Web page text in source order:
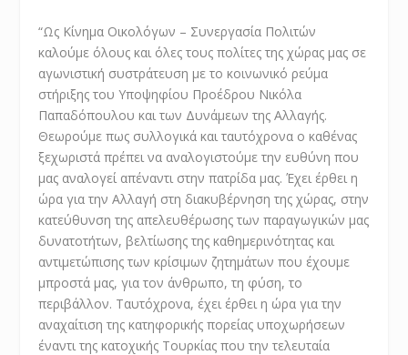
“Ως Κίνημα Οικολόγων – Συνεργασία Πολιτών
καλούμε όλους και όλες τους πολίτες της χώρας μας σε
αγωνιστική συστράτευση με το κοινωνικό ρεύμα
στήριξης του Υποψηφίου Προέδρου Νικόλα
Παπαδόπουλου και των Δυνάμεων της Αλλαγής.
Θεωρούμε πως συλλογικά και ταυτόχρονα ο καθένας
ξεχωριστά πρέπει να αναλογιστούμε την ευθύνη που
μας αναλογεί απέναντι στην πατρίδα μας. Έχει έρθει η
ώρα για την Αλλαγή στη διακυβέρνηση της χώρας, στην
κατεύθυνση της απελευθέρωσης των παραγωγικών μας
δυνατοτήτων, βελτίωσης της καθημερινότητας και
αντιμετώπισης των κρίσιμων ζητημάτων που έχουμε
μπροστά μας, για τον άνθρωπο, τη φύση, το
περιβάλλον. Ταυτόχρονα, έχει έρθει η ώρα για την
αναχαίτιση της κατηφορικής πορείας υποχωρήσεων
έναντι της κατοχικής Τουρκίας που την τελευταία